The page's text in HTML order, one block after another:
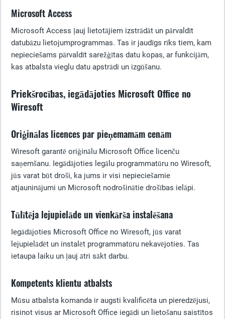
Microsoft Access
Microsoft Access ļauj lietotājiem izstrādāt un pārvaldīt
datubāzu lietojumprogrammas. Tas ir jaudīgs rīks tiem, kam
nepieciešams pārvaldīt sarežģītas datu kopas, ar funkcijām,
kas atbalsta vieglu datu apstrādi un izgūšanu.
Priekšrocības, iegādājoties Microsoft Office no
Wiresoft
Oriģinālas licences par pieņemamām cenām
Wiresoft garantē oriģinālu Microsoft Office licenču
saņemšanu. Iegādājoties legālu programmatūru no Wiresoft,
jūs varat būt droši, ka jums ir visi nepieciešamie
atjauninājumi un Microsoft nodrošinātie drošības ielāpi.
Tūlītēja lejupielāde un vienkārša instalēšana
Iegādājoties Microsoft Office no Wiresoft, jūs varat
lejupielādēt un instalēt programmatūru nekavējoties. Tas
ietaupa laiku un ļauj ātri sākt darbu.
Kompetents klientu atbalsts
Mūsu atbalsta komanda ir augsti kvalificēta un pieredzējusi,
risinot visus ar Microsoft Office iegādi un lietošanu saistītos